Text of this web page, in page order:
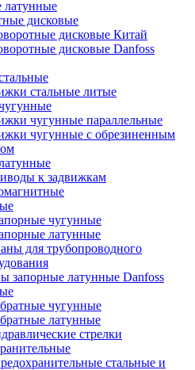
латунные
дисковые
дисковые Китай
дисковые Danfoss
стальные литые
чугунные параллельные
чугунные с обрезиненным
к задвижкам
чугунные
латунные
для трубопроводного
запорные латунные Danfoss
чугунные
латунные
стрелки
стальные и